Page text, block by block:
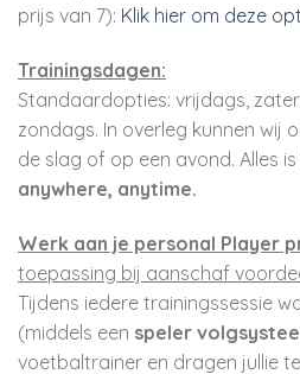
prijs van 7): Klik hier om deze
Trainingsdagen:
Standaardopties: vrijdags,
zondags. In overleg kunnen wij
de slag of op een avond. Alles
anywhere, anytime.
Werk aan je personal Player
toepassing bij aanschaf
Tijdens iedere trainingssessie
(middels een speler
voetbaltrainer en dragen jullie